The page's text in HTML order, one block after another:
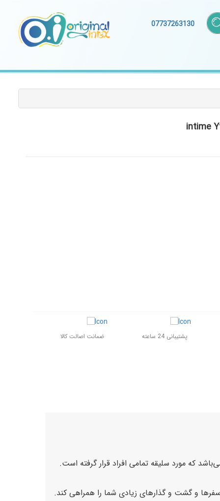
07737263130
پشتیبانی 24 ساعته ضمانت اصالت کالا
وزن دارد و از این جهت می‌تواند در سفرها و گشت و گذار‌های زیادی شما را همراهی کند.